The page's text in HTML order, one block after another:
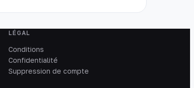
LÉGAL
Conditions
Confidentialité
Suppression de compte